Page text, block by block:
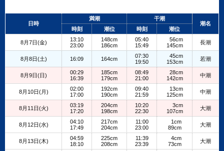
+
日時
満潮
干潮
潮名
時刻
潮位 時刻 潮位
8月7日(金)
13:10
23:00
148cm
186cm
05:40
15:49
56cm
145cm
長潮
8月8日(土) 16:09 164cm
07:30
19:50
45cm
153cm
若潮
8月9日(日)
00:29
16:39
185cm
179cm
08:49
21:00
28cm
142cm
中潮
8月10日(月)
02:00
17:00
192cm
190cm
09:40
21:59
13cm
125cm
中潮
8月11日(火)
03:19
17:20
204cm
198cm
10:20
22:30
3cm
107cm
大潮
8月12日(水)
04:10
17:49
217cm
204cm
11:00
23:00
1cm
89cm
大潮
8月13日(木)
04:59
18:10
225cm
208cm
11:39
23:39
4cm
73cm
大潮